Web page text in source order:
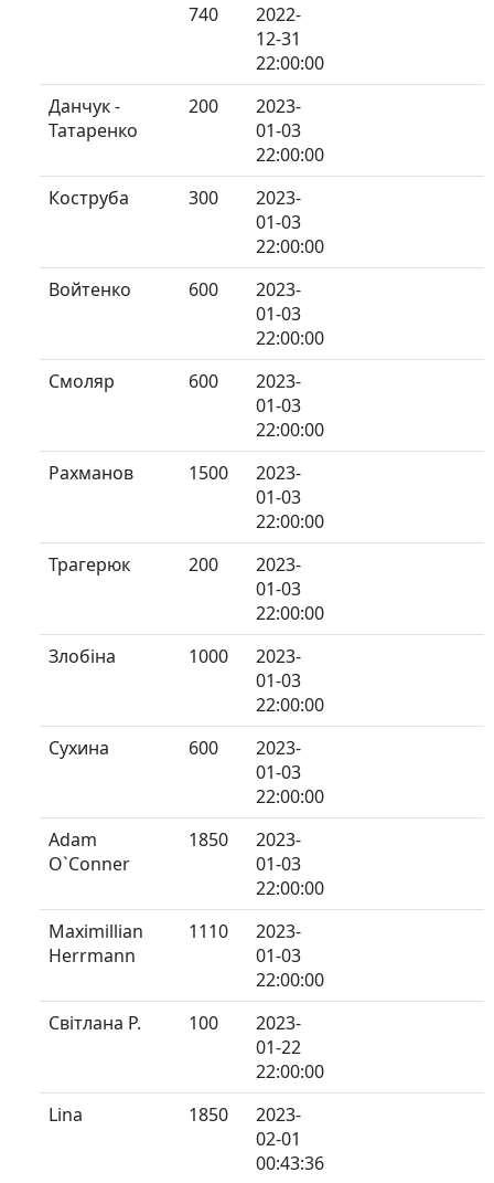
740
2022-
12-31
22:00:00
Данчук -
Татаренко
200
2023-
01-03
22:00:00
Коструба
300
2023-
01-03
22:00:00
Войтенко
600
2023-
01-03
22:00:00
Смоляр
600
2023-
01-03
22:00:00
Рахманов
1500
2023-
01-03
22:00:00
Трагерюк
200
2023-
01-03
22:00:00
Злобіна
1000
2023-
01-03
22:00:00
Сухина
600
2023-
01-03
22:00:00
Adam
O`Conner
1850
2023-
01-03
22:00:00
Maximillian
Herrmann
1110
2023-
01-03
22:00:00
Світлана Р.
100
2023-
01-22
22:00:00
Lina
1850
2023-
02-01
00:43:36